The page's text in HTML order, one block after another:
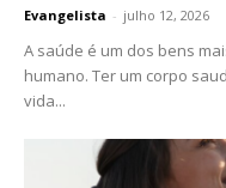
Evangelista - julho 12, 2026
A saúde é um dos bens
humano. Ter um corpo
vida...